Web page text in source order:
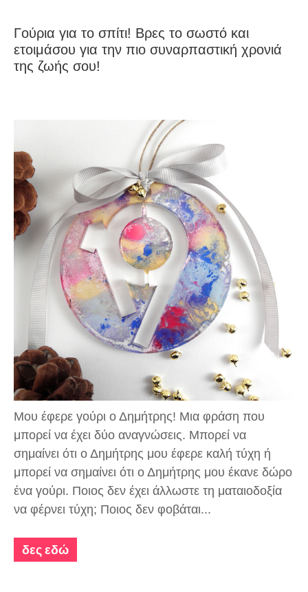
Γούρια για το σπίτι! Βρες το σωστό και
ετοιμάσου για την πιο συναρπαστική χρονιά
της ζωής σου!
Μου έφερε γούρι ο Δημήτρης! Μια φράση που
μπορεί να έχει δύο αναγνώσεις. Μπορεί να
σημαίνει ότι ο Δημήτρης μου έφερε καλή τύχη ή
μπορεί να σημαίνει ότι ο Δημήτρης μου έκανε δώρο
ένα γούρι. Ποιος δεν έχει άλλωστε τη ματαιοδοξία
να φέρνει τύχη; Ποιος δεν φοβάται...
δες εδώ